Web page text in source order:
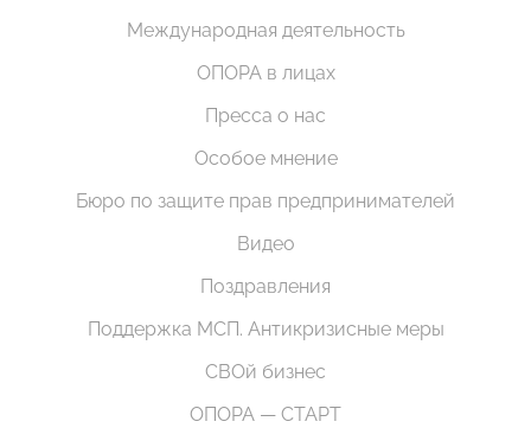
Международная деятельность
ОПОРА в лицах
Пресса о нас
Особое мнение
Бюро по защите прав предпринимателей
Видео
Поздравления
Поддержка МСП. Антикризисные меры
СВОй бизнес
ОПОРА — СТАРТ